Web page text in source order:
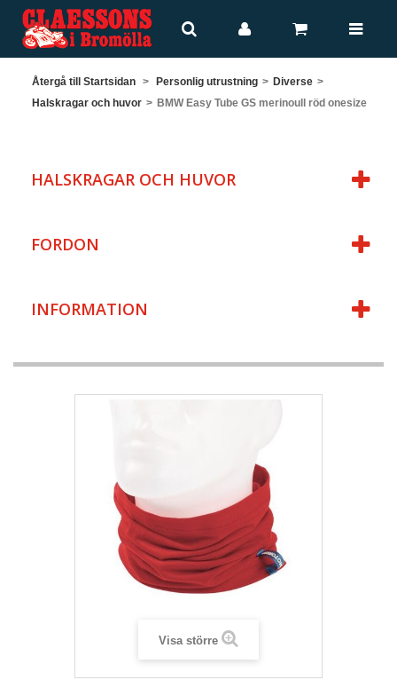
Återgå till Startsidan > Personlig utrustning > Diverse >
Halskragar och huvor > BMW Easy Tube GS merinoull röd onesize
HALSKRAGAR OCH HUVOR
FORDON
INFORMATION
Visa större